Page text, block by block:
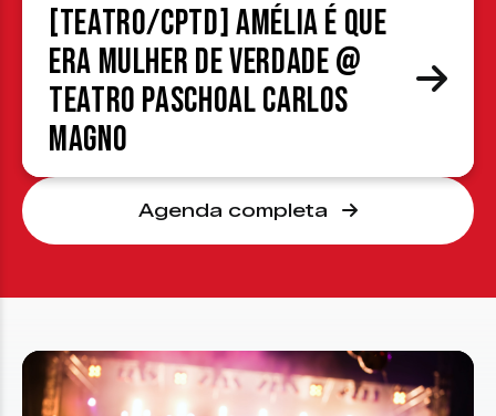
[TEATRO/CPTD] Amélia é que
era mulher de verdade @
Teatro Paschoal Carlos
Magno
Agenda completa